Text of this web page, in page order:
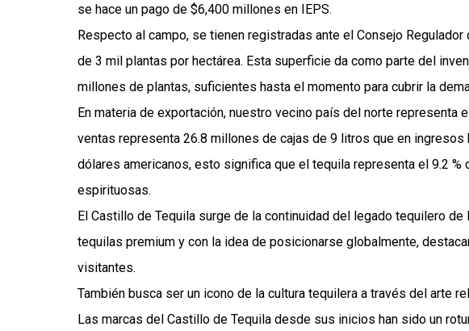
se hace un pago de $6,400 millones en IEPS.
Respecto al campo, se tienen registradas ante el Consejo
de 3 mil plantas por hectárea. Esta superficie da como parte del
millones de plantas, suficientes hasta el momento para cubrir la
En materia de exportación, nuestro vecino país del norte representa
ventas representa 26.8 millones de cajas de 9 litros que en
dólares americanos, esto significa que el tequila representa el 9.2
espirituosas.
El Castillo de Tequila surge de la continuidad del legado tequilero
tequilas premium y con la idea de posicionarse globalmente,
visitantes.
También busca ser un icono de la cultura tequilera a través del arte
Las marcas del Castillo de Tequila desde sus inicios han sido un